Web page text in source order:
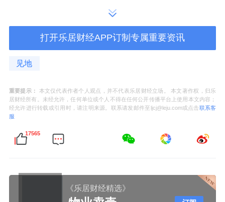
带新是我们重要考核指标的其中一项。”
品牌打出名气，对资本的吸引力也是越来越
大，想要投资梵客的不在少数，不过李静内心
有个坚持：企业没做到一定规模的时候，还是
先过苦日子。“过苦日子的时候，每天算着账过
日子，每一件事你会对自己要求更严格一些。”
就是这个过苦日子的李静，前段时间在北京奥
体验馆，有“京城第一店”的雅称。要知道，梵
客没有融过资，纯靠自己内部资金运转，尤其
打开乐居财经APP订制专属重要资讯
见地
重要提示：
本文仅代表作者个人观点，并不代表乐居财经立场。 本文著作权，归乐
居财经所有。未经允许，任何单位或个人不得在任何公开传播平台上使用本文内容；
经允许进行转载或引用时，请注明来源。联系请发邮件至ljcj@leju.com或点击联系客
服
17565
《乐居财经精选》